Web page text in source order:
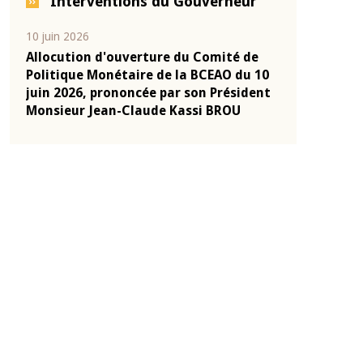
04 mars 2026
Allocution d'ouverture du Comité de
Politique Monétaire de la BCEAO du 4
mars 2026, prononcée par son Président
Monsieur Jean-Claude Kassi BROU